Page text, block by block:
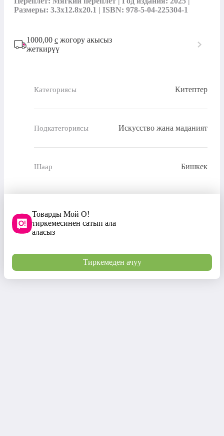
Размеры: 3.3x12.8x20.1 | ISBN: 978-5-04-225304-1
1000,00 с жогору акысыз
жеткирүү
Категориясы Китептер
Подкатегориясы Искусство жана маданият
Шаар Бишкек
Товарды Мой О!
тиркемесинен сатып ала
аласыз
Тиркемеден ачуу